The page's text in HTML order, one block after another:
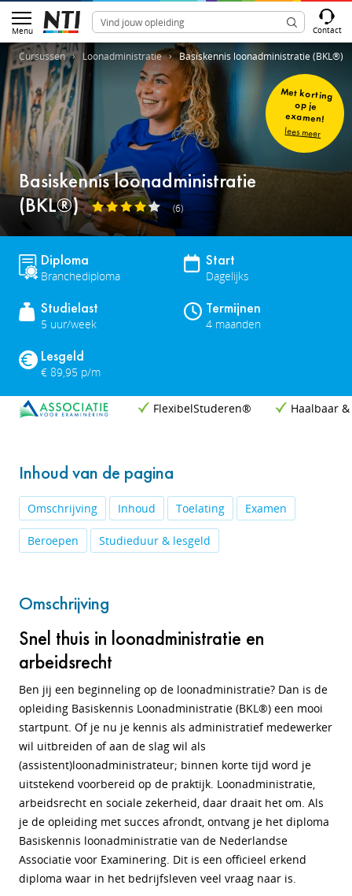
Menu Contact
Cursussen Loonadministratie Basiskennis loonadministratie (BKL®)
Basiskennis loonadministratie
(BKL®)
(6)
Diploma
Branchediploma
Start
Dagelijks
Studielast
5 uur/week
Termijnen
4 maanden
Lesgeld
€ 89,95 p/m
FlexibelStuderen® Haalbaar
Met korting
op je
examen!
lees meer
Inhoud van de pagina
Omschrijving Inhoud Toelating Examen
Beroepen Studieduur & lesgeld
Omschrijving
Snel thuis in loonadministratie en
arbeidsrecht
Ben jij een beginneling op de loonadministratie? Dan is de
opleiding Basiskennis Loonadministratie (BKL®) een mooi
startpunt. Of je nu je kennis als administratief medewerker
wil uitbreiden of aan de slag wil als
(assistent)loonadministrateur; binnen korte tijd word je
uitstekend voorbereid op de praktijk. Loonadministratie,
arbeidsrecht en sociale zekerheid, daar draait het om. Als
je de opleiding met succes afrondt, ontvang je het diploma
Basiskennis loonadministratie van de Nederlandse
Associatie voor Examinering. Dit is een officieel erkend
diploma waar in het bedrijfsleven veel vraag naar is.